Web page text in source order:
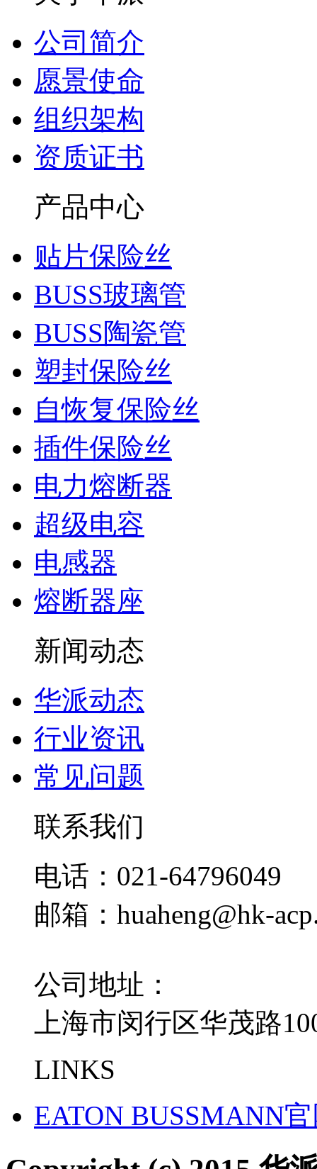
公司简介
愿景使命
组织架构
资质证书
产品中心
贴片保险丝
BUSS玻璃管
BUSS陶瓷管
塑封保险丝
自恢复保险丝
插件保险丝
电力熔断器
超级电容
电感器
熔断器座
新闻动态
华派动态
行业资讯
常见问题
联系我们
电话：021-64796049
邮箱：huaheng@hk-
公司地址：
上海市闵行区华茂路
LINKS
EATON BUSSMANN